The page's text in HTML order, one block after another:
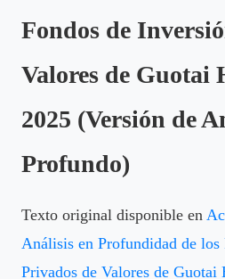
Fondos de
Valores de Guotai
2025 (Versión de
Profundo)
Texto original disponible en
Análisis en Profundidad de los
Privados de Valores de Guotai